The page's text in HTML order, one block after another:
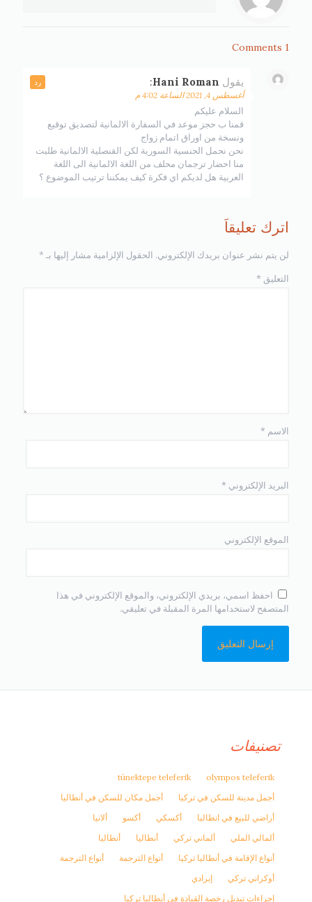
1 Comments
يقول Hani Roman
:
أغسطس 4, 2021 الساعة 4:02 م
السلام عليكم
قمنا ب حجز موعد في السفارة الالمانية لتصديق توقيع
ونسخة من اوراق اتمام زواج
نحن نحمل الجنسية السورية لكن القنصلية الالمانية طلبت
منا احضار ترجمان محلف من اللغة الالمانية الى اللغة
العربية هل لديكم اي فكرة كيف يمكننا ترتيب الموضوع ؟
رد
اترك تعليقاً
لن يتم نشر عنوان بريدك الإلكتروني. الحقول الإلزامية مشار إليها بـ *
التعليق *
الاسم *
البريد الإلكتروني *
الموقع الإلكتروني
احفظ اسمي، بريدي الإلكتروني، والموقع الإلكتروني في هذا
المتصفح لاستخدامها المرة المقبلة في تعليقي.
تصنيفات
olympos teleferik
tünektepe teleferik
أجمل مدينة للسكن في تركيا
أجمل مكان للسكن في أنطاليا
أراضي للبيع في انطاليا
أكسكي أكسو
ألانيا
ألمالي الملي
ألماني تركي أنطاليا
أنطاليا
أنواع الإقامة في أنطاليا تركيا
أنواع الترجمة
أنواع الترجمة
أوكراني تركي
إبرادي
إجراءات تبديل رخصة القيادة في أنطاليا تركيا